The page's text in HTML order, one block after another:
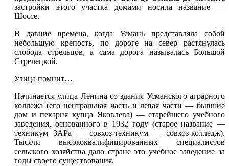
застройки этого участка домами носила название —
Шоссе.
В давние времена, когдаУсмань представляла собой
небольшую крепость, по дороге на север растянулась
слобода стрельцов, а сама дорога называлась Большой
Стрелецкой.
Улица помнит…
Начинается улица Ленина со здания Усманского аграрного
коллежа (его центральная часть и левая части — бывшие
дом и пекарня купца Яковлева) — старейшего учебного
заведения, основанного в 1932 году (старое название —
техникум ЗАРа — совхоз-техникум — совхоз-колледж).
Тысячи высококвалифицированных специалистов
сельского хозяйства дало стране это учебное заведение за
годы своего существования.